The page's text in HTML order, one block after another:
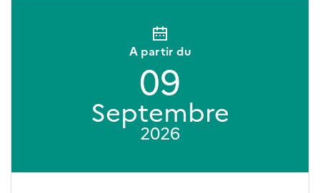
A partir du
09
Septembre
2026